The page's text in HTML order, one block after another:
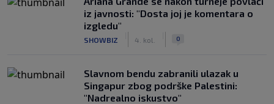
iz javnosti: "Dosta joj je komentara o
izgledu"
SHOWBIZ 4. kol. 0
Slavnom bendu zabranili ulazak u
Singapur zbog podrške Palestini:
"Nadrealno iskustvo"